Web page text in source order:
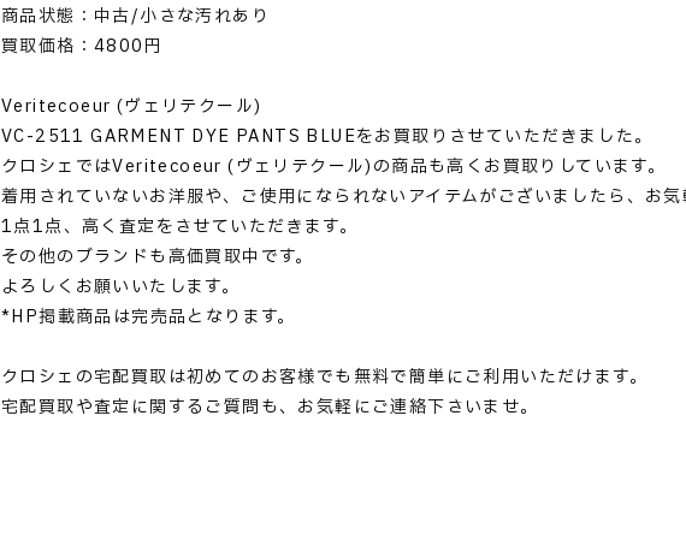
商品状態：中古/小さな汚れあり
買取価格：4800円
Veritecoeur (ヴェリテクール)
VC-2511 GARMENT DYE PANTS BLUEをお買取りさせていただきました。
クロシェではVeritecoeur (ヴェリテクール)の商品も高くお買取りしています。
着用されていないお洋服や、ご使用になられないアイテムがございましたら、お気
1点1点、高く査定をさせていただきます。
その他のブランドも高価買取中です。
よろしくお願いいたします。
*HP掲載商品は完売品となります。
クロシェの宅配買取は初めてのお客様でも無料で簡単にご利用いただけます。
宅配買取や査定に関するご質問も、お気軽にご連絡下さいませ。